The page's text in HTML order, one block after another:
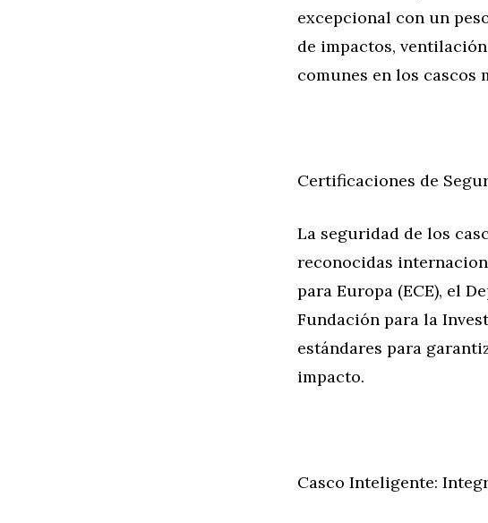
excepcional con un
de impactos,
comunes en los cascos
Certificaciones de
La seguridad de los
reconocidas
para Europa (ECE), el
Fundación para la
estándares para
impacto.
Casco Inteligente: